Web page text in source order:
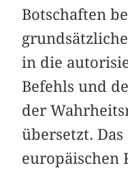
Botschaften
in die
Befehls und
der
übersetzt.
europäischen